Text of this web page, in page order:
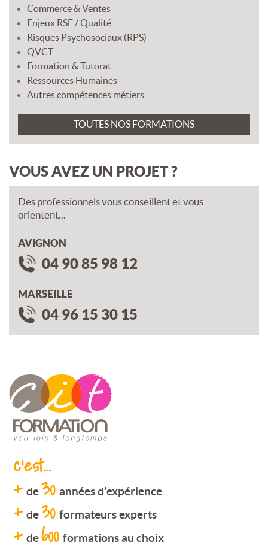
Commerce & Ventes
Enjeux RSE / Qualité
Risques Psychosociaux (RPS)
QVCT
Formation & Tutorat
Ressources Humaines
Autres compétences métiers
TOUTES NOS FORMATIONS
VOUS AVEZ UN PROJET ?
Des professionnels vous conseillent et vous
orientent...
AVIGNON
04 90 85 98 12
MARSEILLE
04 96 15 30 15
c'est...
+ de30 années d'expérience
+ de30 formateurs experts
+ de600 formations au choix